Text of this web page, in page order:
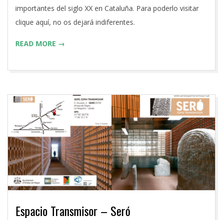
importantes del siglo XX en Cataluña. Para poderlo visitar
clique aquí, no os dejará indiferentes.
READ MORE →
Espacio Transmisor – Seró